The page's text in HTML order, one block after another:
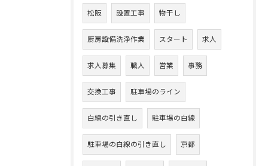
松阪 設置工事 物干し
厨房設備洗浄作業 スタート 求人
求人募集 職人 営業 事務
交換工事 駐車場のライン
白線の引き直し 駐車場の白線
駐車場の白線の引き直し 京都